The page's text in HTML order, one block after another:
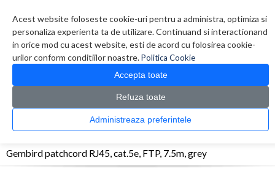
Acest website foloseste cookie-uri pentru a administra, optimiza si
personaliza experienta ta de utilizare. Continuand si interactionand
in orice mod cu acest website, esti de acord cu folosirea cookie-
urilor conform conditiilor noastre.Politica Cookie
Accepta toate
Refuza toate
Administreaza preferintele
0 produs(e)
CATALOG PRODUSE
> Cabluri > Gembird patchcord RJ45, cat.5e, FTP, 7.5m,
Gembird patchcord RJ45, cat.5e, FTP, 7.5m, grey